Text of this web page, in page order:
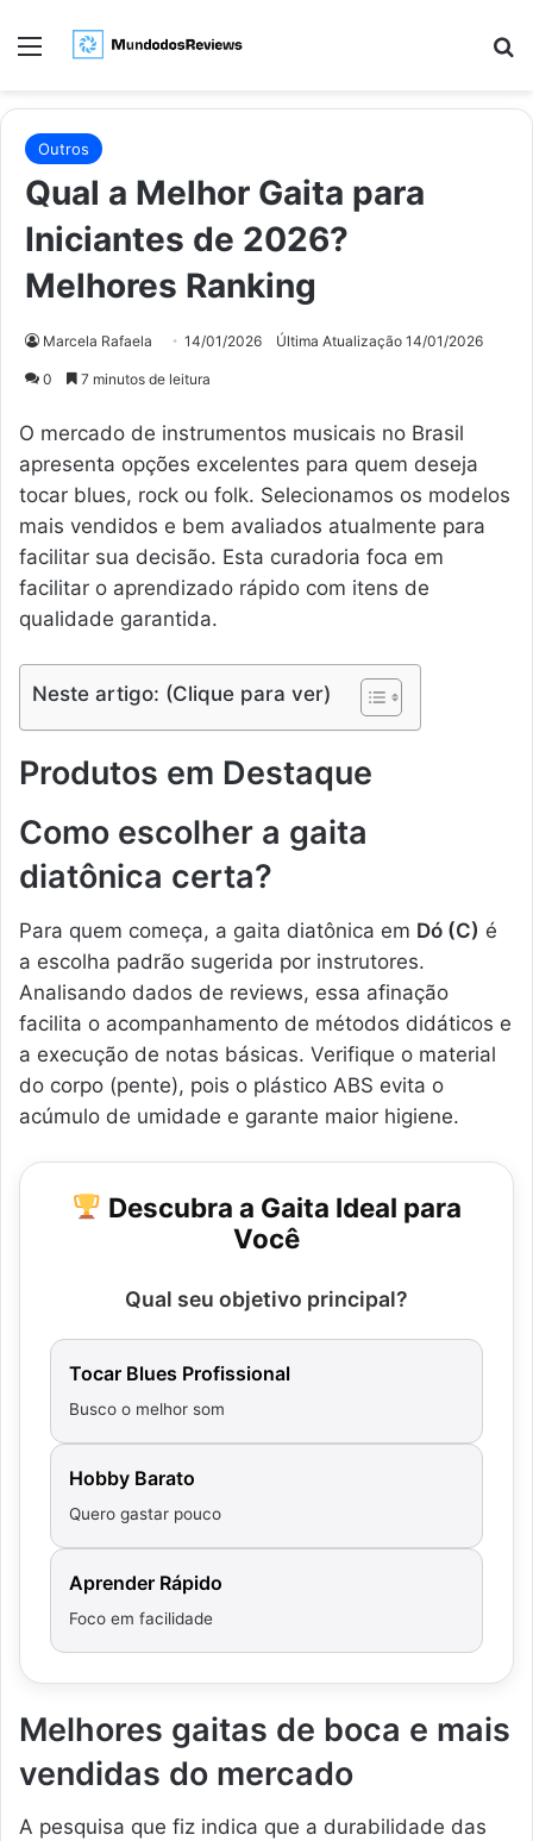
Menu
Outros
Qual a Melhor Gaita para
Iniciantes de 2026?
Melhores Ranking
Marcela Rafaela 14/01/2026 Última Atualização 14/01/2026
0 7 minutos de leitura
O mercado de instrumentos musicais no Brasil
apresenta opções excelentes para quem deseja
tocar blues, rock ou folk. Selecionamos os modelos
mais vendidos e bem avaliados atualmente para
facilitar sua decisão. Esta curadoria foca em
facilitar o aprendizado rápido com itens de
qualidade garantida.
Neste artigo: (Clique para ver)
Produtos em Destaque
Como escolher a gaita
diatônica certa?
Para quem começa, a gaita diatônica em Dó (C) é
a escolha padrão sugerida por instrutores.
Analisando dados de reviews, essa afinação
facilita o acompanhamento de métodos didáticos e
a execução de notas básicas. Verifique o material
do corpo (pente), pois o plástico ABS evita o
acúmulo de umidade e garante maior higiene.
Descubra a Gaita Ideal para
Você
Qual seu objetivo principal?
Tocar Blues Profissional
Busco o melhor som
Hobby Barato
Quero gastar pouco
Aprender Rápido
Foco em facilidade
Melhores gaitas de boca e mais
vendidas do mercado
A pesquisa que fiz indica que a durabilidade das